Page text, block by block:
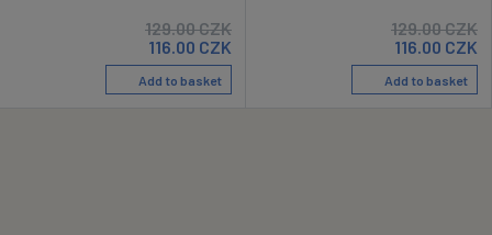
129.00CZK
116.00 CZK
Add to basket
129.00CZK
116.00 CZK
Add to basket